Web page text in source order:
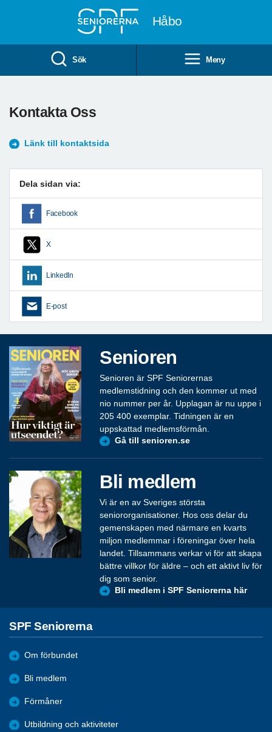
Håbo
Sök Meny
Kontakta Oss
Länk till kontaktsida
Dela sidan via:
Facebook
X
LinkedIn
E-post
Senioren
Senioren är SPF Seniorernas
medlemstidning och den kommer ut med
nio nummer per år. Upplagan är nu uppe i
205 400 exemplar. Tidningen är en
uppskattad medlemsförmån.
Gå till senioren.se
Bli medlem
Vi är en av Sveriges största
seniororganisationer. Hos oss delar du
gemenskapen med närmare en kvarts
miljon medlemmar i föreningar över hela
landet. Tillsammans verkar vi för att skapa
bättre villkor för äldre – och ett aktivt liv för
dig som senior.
Bli medlem i SPF Seniorerna här
SPF Seniorerna
Om förbundet
Bli medlem
Förmåner
Utbildning och aktiviteter